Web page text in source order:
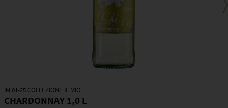
IM 01-25 COLLEZIONE IL MIO
CHARDONNAY 1,0 L